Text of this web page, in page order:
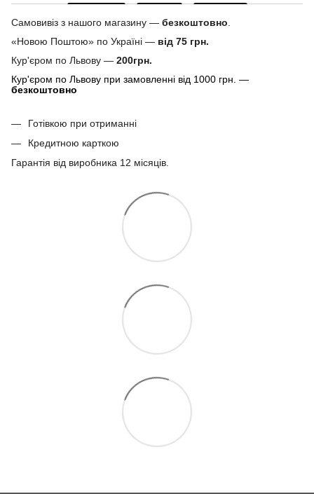
Самовивіз з нашого магазину — безкоштовно
«Новою Поштою» по Україні — від 75 грн.
Кур'єром по Львову — 200грн.
Кур'єром по Львову при замовленні від 1000 грн. —
безкоштовно
Готівкою при отриманні
Кредитною карткою
Гарантія від виробника 12 місяців.